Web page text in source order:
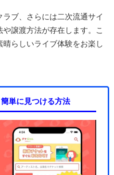
ブ、さらには二次流通サイ
や譲渡方法が存在します。こ
らしいライブ体験をお楽し
単に見つける方法